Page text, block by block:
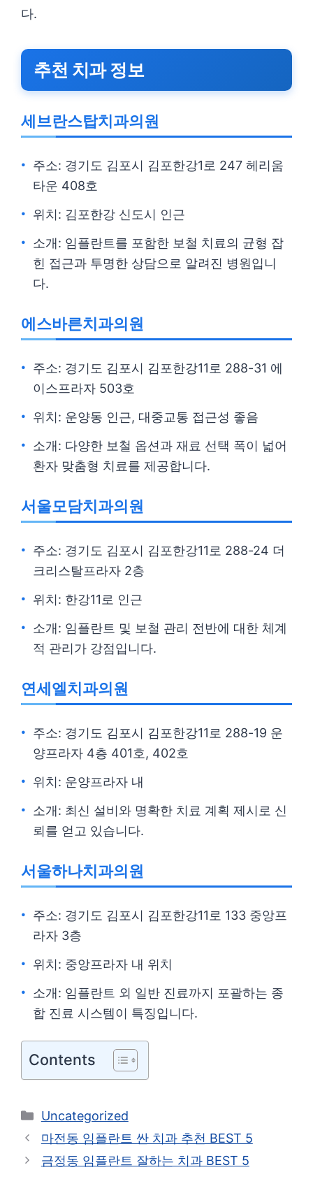
다.
추천 치과 정보
세브란스탑치과의원
주소: 경기도 김포시 김포한강1로 247 헤리움
타운 408호
위치: 김포한강 신도시 인근
소개: 임플란트를 포함한 보철 치료의 균형 잡
힌 접근과 투명한 상담으로 알려진 병원입니
다.
에스바른치과의원
주소: 경기도 김포시 김포한강11로 288-31 에
이스프라자 503호
위치: 운양동 인근, 대중교통 접근성 좋음
소개: 다양한 보철 옵션과 재료 선택 폭이 넓어
환자 맞춤형 치료를 제공합니다.
서울모담치과의원
주소: 경기도 김포시 김포한강11로 288-24 더
크리스탈프라자 2층
위치: 한강11로 인근
소개: 임플란트 및 보철 관리 전반에 대한 체계
적 관리가 강점입니다.
연세엘치과의원
주소: 경기도 김포시 김포한강11로 288-19 운
양프라자 4층 401호, 402호
위치: 운양프라자 내
소개: 최신 설비와 명확한 치료 계획 제시로 신
뢰를 얻고 있습니다.
서울하나치과의원
주소: 경기도 김포시 김포한강11로 133 중앙프
라자 3층
위치: 중앙프라자 내 위치
소개: 임플란트 외 일반 진료까지 포괄하는 종
합 진료 시스템이 특징입니다.
Contents
카
테
리
Uncategorized
마전동 임플란트 싼 치과 추천 BEST 5
금정동 임플란트 잘하는 치과 BEST 5